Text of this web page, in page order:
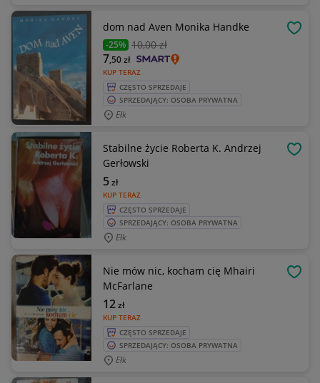
dom nad Aven Monika Handke
-25% 10,00 zł
KUP TERAZ
7,50zł
CZĘSTO SPRZEDAJE
SPRZEDAJĄCY: OSOBA PRYWATNA
Ełk
Stabilne życie Roberta K. Andrzej
Gerłowski
KUP TERAZ
5zł
CZĘSTO SPRZEDAJE
SPRZEDAJĄCY: OSOBA PRYWATNA
Ełk
Nie mów nic, kocham cię Mhairi
McFarlane
KUP TERAZ
12zł
CZĘSTO SPRZEDAJE
SPRZEDAJĄCY: OSOBA PRYWATNA
Ełk